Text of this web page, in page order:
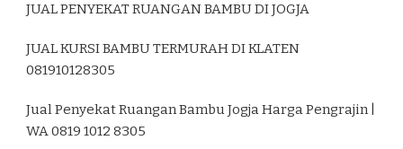
JUAL PENYEKAT RUANGAN BAMBU DI JOGJA
JUAL KURSI BAMBU TERMURAH DI KLATEN
081910128305
Jual Penyekat Ruangan Bambu Jogja Harga Pengrajin |
WA 0819 1012 8305